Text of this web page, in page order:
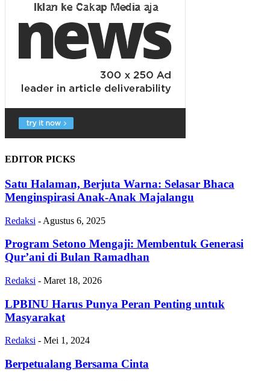
EDITOR PICKS
Satu Halaman, Berjuta Warna: Selasar Bhaca
Menginspirasi Anak-Anak Majalangu
Redaksi - Agustus 6, 2025
Program Setono Mengaji: Membentuk Generasi
Qur’ani di Bulan Ramadhan
Redaksi - Maret 18, 2026
LPBINU Harus Punya Peran Penting untuk
Masyarakat
Redaksi - Mei 1, 2024
Berpetualang Bersama Cinta